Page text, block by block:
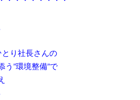
り社長さんの
う”環境整備”で